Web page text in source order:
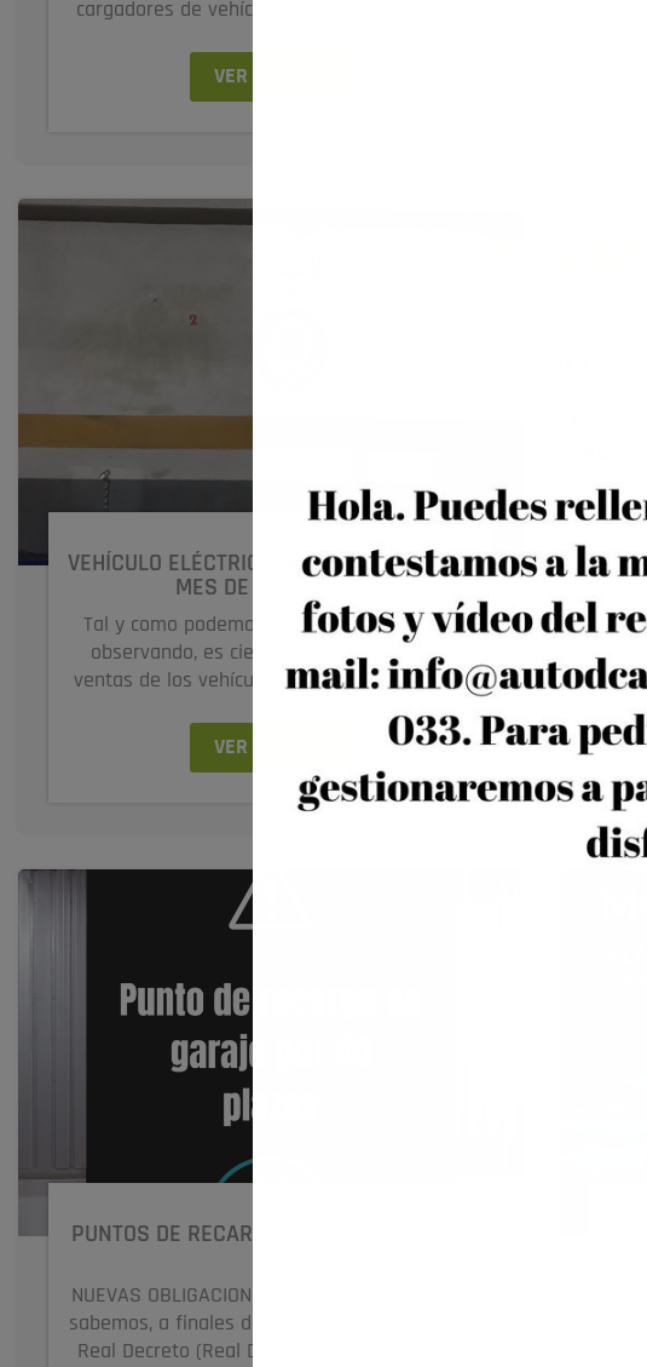
cargadores de vehículos eléctricos para los...
VER DETALLE
VEHÍCULO ELÉCTRICO MÁS VENDIDO EN EL
MES DE JULIO 2024
Tal y como podemos estar comprobando y
observando, es cierta la frase de que las
ventas de los vehículos electrificados están...
VER DETALLE
PUNTOS DE RECARGA EN APARCAMIENTO
NUEVAS OBLIGACIONES LEGALES Como todos
sabemos, a finales del año 2021 se publicó un
Real Decreto (Real Decreto-ley 29/2021, de...